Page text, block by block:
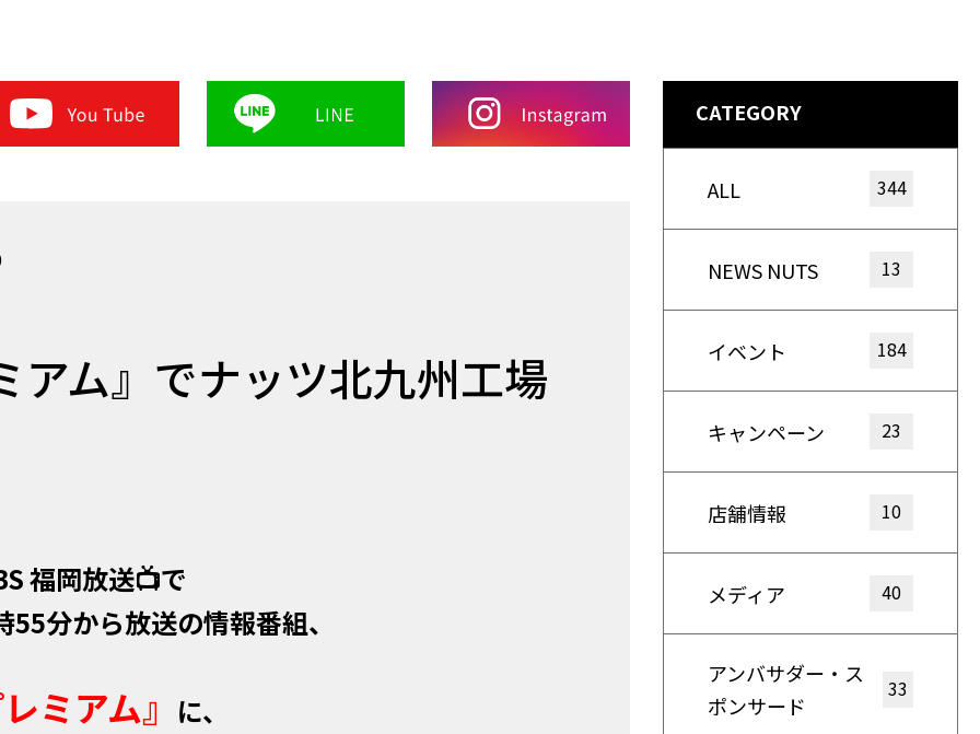
アム』でナッツ北九州工場
福岡放送📺で
分から放送の情報番組、
ミアム』 に、
CATEGORY
ALL 344
NEWS NUTS 13
イベント 184
キャンペーン 23
店舗情報 10
メディア 40
アンバサダー・ス
ポンサード
33